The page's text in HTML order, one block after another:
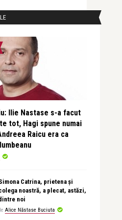
Ilie Nastase s-a facut
tot, Hagi spune numai
Raicu era ca
Catrina, prietena și
noastră, a plecat, astăzi,
noi
Alice Năstase Buciuta